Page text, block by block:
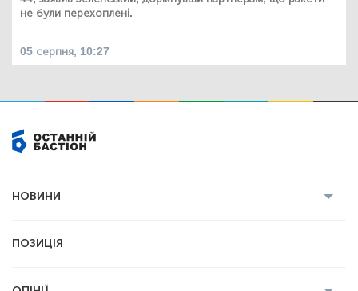
не були перехоплені.
05 серпня, 10:27
НОВИНИ
ПОЗИЦІЯ